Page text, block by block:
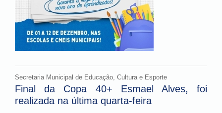
Secretaria Municipal de Educação, Cultura e Esporte
Final da Copa 40+ Esmael Alves, foi
realizada na última quarta-feira